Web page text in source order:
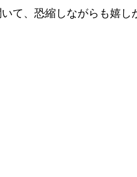
て、恐縮しながらも嬉